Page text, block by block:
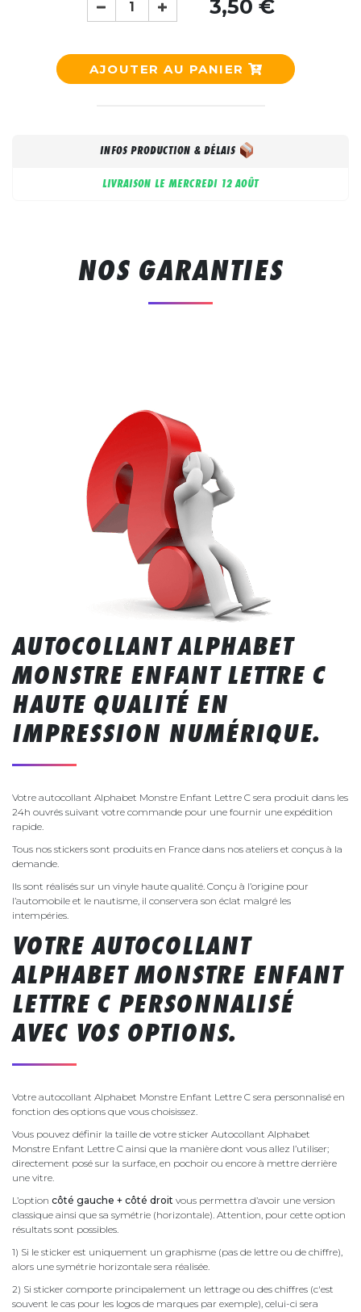
3,50 €
AJOUTER AU PANIER
INFOS PRODUCTION & DÉLAIS
LIVRAISON LE MERCREDI 12 AOÛT
NOS GARANTIES
AUTOCOLLANT ALPHABET
MONSTRE ENFANT LETTRE C
HAUTE QUALITÉ EN
IMPRESSION NUMÉRIQUE.
Votre autocollant Alphabet Monstre Enfant Lettre C sera produit dans les
24h ouvrés suivant votre commande pour une fournir une expédition
rapide.
Tous nos stickers sont produits en France dans nos ateliers et conçus à la
demande.
Ils sont réalisés sur un vinyle haute qualité. Conçu à l’origine pour
l’automobile et le nautisme, il conservera son éclat malgré les
intempéries.
VOTRE AUTOCOLLANT
ALPHABET MONSTRE ENFANT
LETTRE C PERSONNALISÉ
AVEC VOS OPTIONS.
Votre autocollant Alphabet Monstre Enfant Lettre C sera personnalisé en
fonction des options que vous choisissez.
Vous pouvez définir la taille de votre sticker Autocollant Alphabet
Monstre Enfant Lettre C ainsi que la manière dont vous allez l’utiliser;
directement posé sur la surface, en pochoir ou encore à mettre derrière
une vitre.
L’option côté gauche + côté droit vous permettra d’avoir une version
classique ainsi que sa symétrie (horizontale). Attention, pour cette option
résultats sont possibles.
1) Si le sticker est uniquement un graphisme (pas de lettre ou de chiffre),
alors une symétrie horizontale sera réalisée.
2) Si sticker comporte principalement un lettrage ou des chiffres (c'est
souvent le cas pour les logos de marques par exemple), celui-ci sera